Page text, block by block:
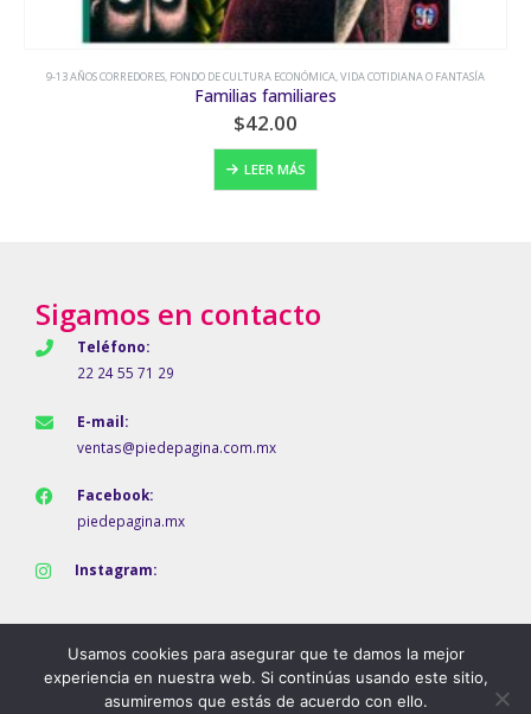
FONDO DE CULTURA ECONÓMICA,VIDA COTIDIANA O FANTASÍA 9-13 AÑOS
Sigamos en contacto
Teléfono:
22 24 55 71 29
E-mail:
ventas@piedepagina.com.mx
Facebook:
piedepagina.mx
Instagram:
Usamos cookies para asegurar que te damos la mejor
experiencia en nuestra web. Si continúas usando este sitio,
asumiremos que estás de acuerdo con ello.